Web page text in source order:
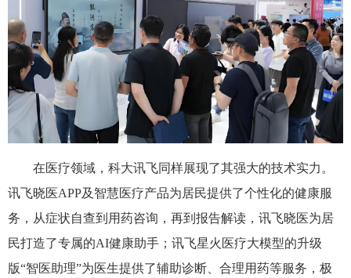
在医疗领域，科大讯飞同样展现了其强大的技术实力。
讯飞晓医APP及智慧医疗产品为居民提供了个性化的健康服
务，从症状自查到用药咨询，再到报告解读，讯飞晓医为居
民打造了专属的AI健康助手；讯飞星火医疗大模型的升级
版“智医助理”为医生提供了辅助诊断、合理用药等服务，极